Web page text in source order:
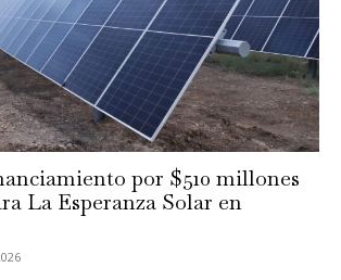
por $510 millones
La Esperanza Solar en